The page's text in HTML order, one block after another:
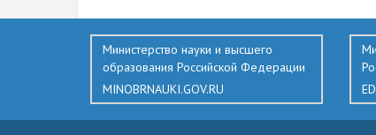
Министерство науки и высшего
образования Российской Федерации
MINOBRNAUKI.GOV.RU